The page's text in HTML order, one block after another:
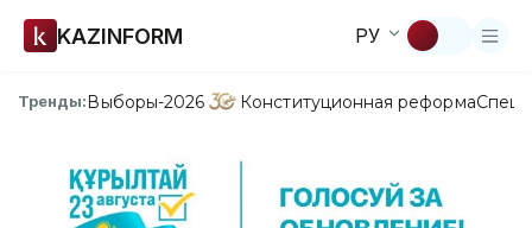
KAZINFORM РУ
Тренды:Выборы-2026 Конституционная реформа